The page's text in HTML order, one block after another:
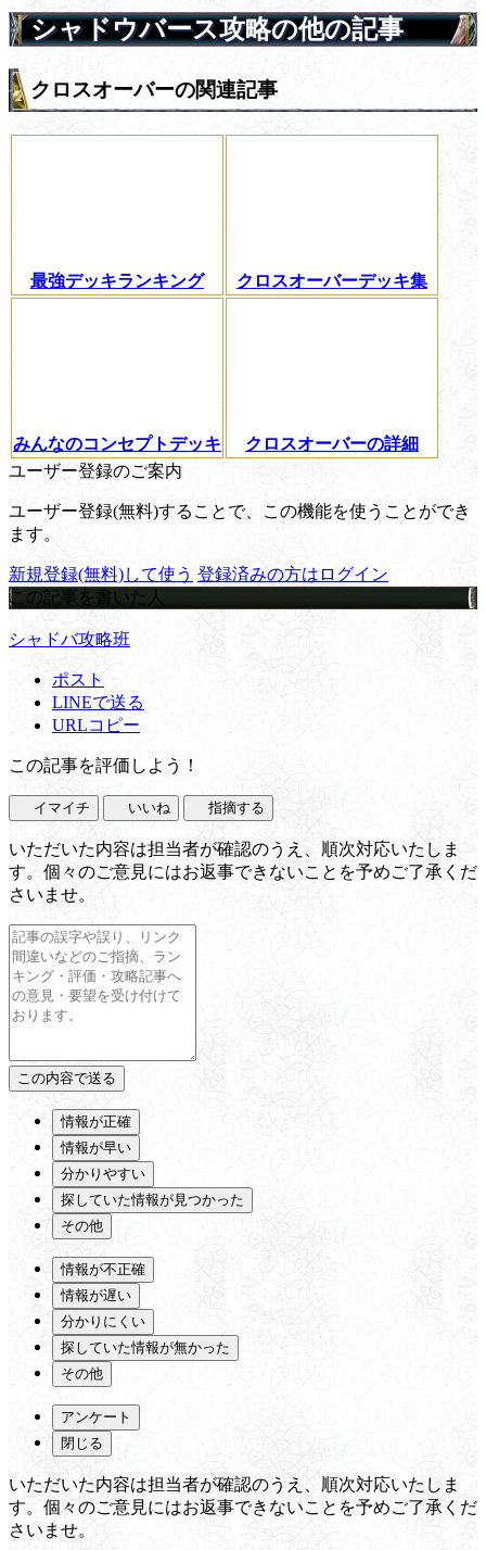
シャドウバース攻略の他の記事
クロスオーバーの関連記事
最強デッキランキング クロスオーバーデッキ集
みんなのコンセプトデッキ
クロスオーバーの詳細
ユーザー登録のご案内
ユーザー登録(無料)することで、この機能を使うことができ
ます。
新規登録(無料)して使う 登録済みの方はログイン
この記事を書いた人
シャドバ攻略班
ポスト
LINEで送る
URLコピー
この記事を評価しよう！
イマイチ いいね 指摘する
いただいた内容は担当者が確認のうえ、順次対応いたしま
す。個々のご意見にはお返事できないことを予めご了承くだ
さいませ。
情報が正確
情報が早い
分かりやすい
探していた情報が見つかった
その他
情報が不正確
情報が遅い
分かりにくい
探していた情報が無かった
その他
アンケート
閉じる
いただいた内容は担当者が確認のうえ、順次対応いたしま
す。個々のご意見にはお返事できないことを予めご了承くだ
さいませ。